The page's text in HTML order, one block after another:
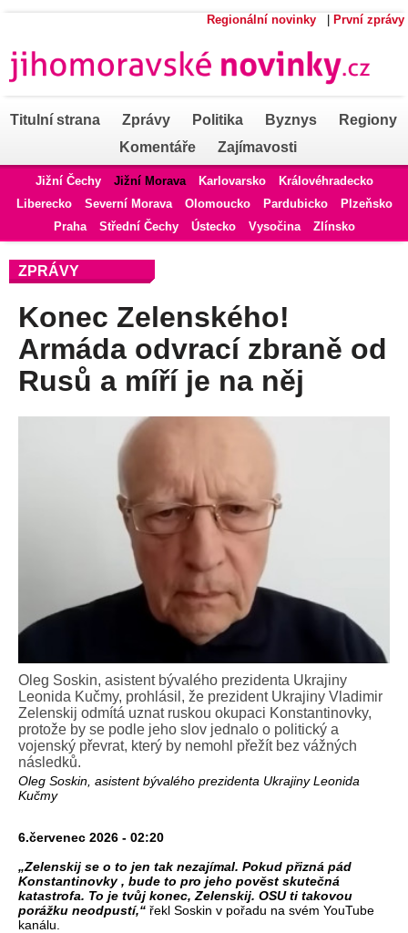
Regionální novinky První zprávy
Titulní strana Zprávy Politika Byznys
Regiony
Komentáře
Zajímavosti
Jižní Čechy Jižní Morava Karlovarsko
Královéhradecko
Liberecko
Severní Morava Olomoucko Pardubicko
Plzeňsko
Praha
Střední Čechy Ústecko Vysočina Zlínsko
ZPRÁVY
Konec Zelenského!
Armáda odvrací zbraně od
Rusů a míří je na něj
Oleg Soskin, asistent bývalého prezidenta Ukrajiny
Leonida Kučmy, prohlásil, že prezident Ukrajiny Vladimir
Zelenskij odmítá uznat ruskou okupaci Konstantinovky,
protože by se podle jeho slov jednalo o politický a
vojenský převrat, který by nemohl přežít bez vážných
následků.
Oleg Soskin, asistent bývalého prezidenta Ukrajiny Leonida
Kučmy
6.červenec 2026 - 02:20
„Zelenskij se o to jen tak nezajímal. Pokud přizná pád
Konstantinovky , bude to pro jeho pověst skutečná
katastrofa. To je tvůj konec, Zelenskij. OSU ti takovou
porážku neodpustí,“ řekl Soskin v pořadu na svém YouTube
kanálu.